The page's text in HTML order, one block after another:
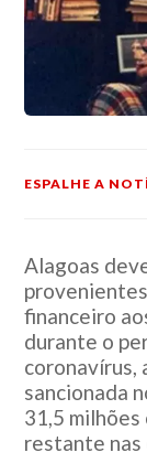
ESPALHE A
Alagoas
financeiro
durante o
coronavírus,
sancionada
31,5
restante nas